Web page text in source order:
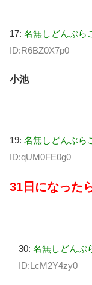
17: 名無しどんぶら
ID:R6BZ0X7p0
小池
19: 名無しどんぶら
ID:qUM0FE0g0
31日になった
30: 名無しどんぶ
ID:LcM2Y4zy0